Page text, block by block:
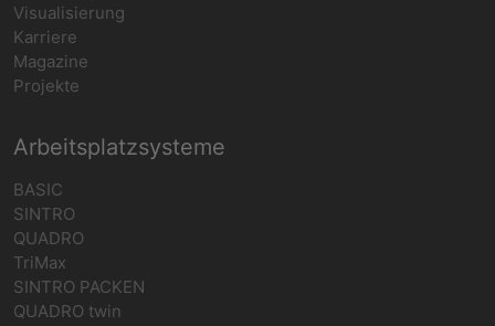
Visualisierung
Karriere
Magazine
Projekte
Arbeitsplatzsysteme
BASIC
SINTRO
QUADRO
TriMax
SINTRO PACKEN
QUADRO twin